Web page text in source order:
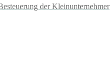
der Kleinunternehmer